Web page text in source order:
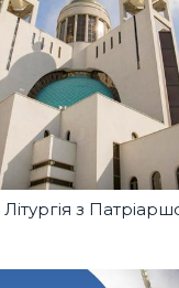
з